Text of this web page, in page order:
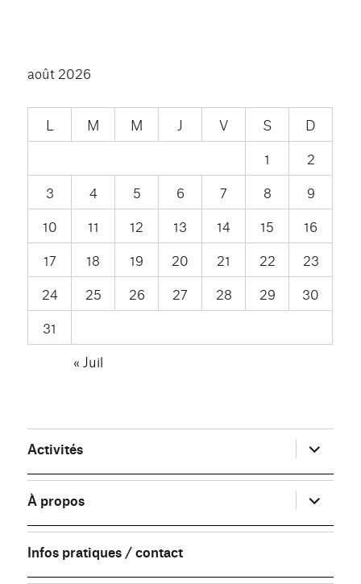
août 2026
L M M J V S
D
1
2
3
4 5 6 7 8
9
10
11 12 13 14 15
16
17
18 19 20 21 22
23
24
25 26 27 28 29
30
31
« Juil
Activités ouvrir
le
sous-
menu
À propos
ouvrir
le
sous-
menu
Infos pratiques / contact